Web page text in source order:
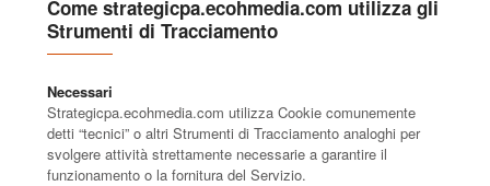
Come strategicpa.ecohmedia.com utilizza gli
Strumenti di Tracciamento
Necessari
Strategicpa.ecohmedia.com utilizza Cookie comunemente
detti “tecnici” o altri Strumenti di Tracciamento analoghi per
svolgere attività strettamente necessarie a garantire il
funzionamento o la fornitura del Servizio.